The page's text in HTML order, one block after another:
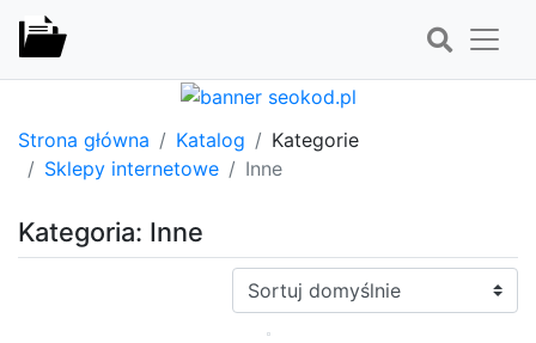
Strona główna Katalog
Kategorie
Sklepy internetowe
Inne
Kategoria: Inne
Sortuj: